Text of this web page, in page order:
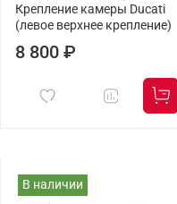
Крепление камеры Ducati
(левое верхнее крепление)
8 800 ₽
В наличии